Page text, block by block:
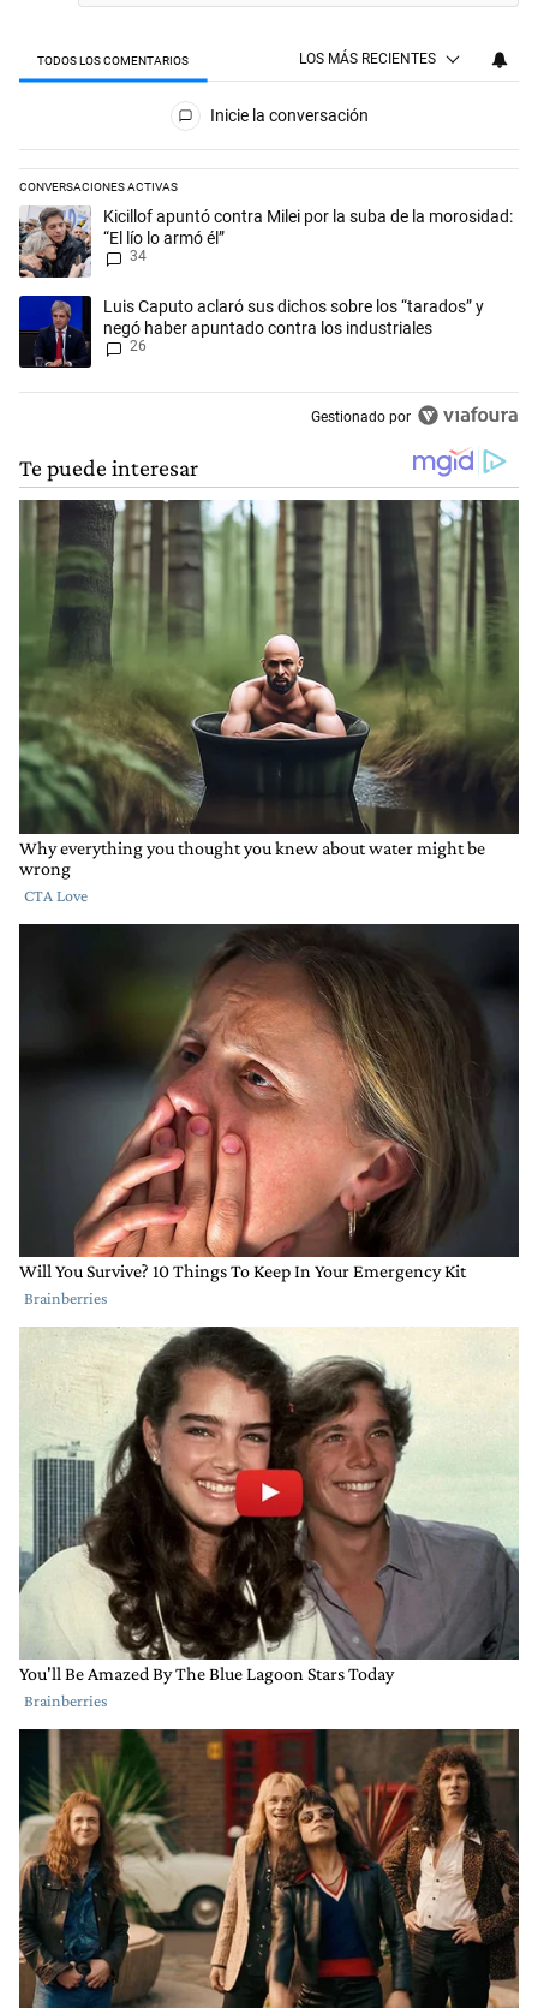
TODOS LOS COMENTARIOS LOS MÁS RECIENTES
Todos los comentarios
Inicie la conversación
CONVERSACIONES ACTIVAS
Este listado muestra los artículos con más comentarios en los
Un artículo de tendencia con el título "Kicillof apuntó contra Milei por
Kicillof apuntó contra Milei por la suba de la morosidad:
“El lío lo armó él”
34
Un artículo de tendencia con el título "Luis Caputo aclaró sus dichos
Luis Caputo aclaró sus dichos sobre los “tarados” y
negó haber apuntado contra los industriales
26
Gestionado por